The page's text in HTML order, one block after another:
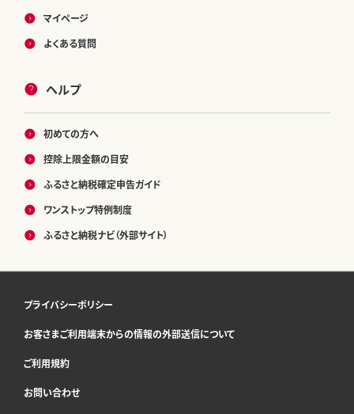
マイページ
よくある質問
ヘルプ
初めての方へ
控除上限金額の目安
ふるさと納税確定申告ガイド
ワンストップ特例制度
ふるさと納税ナビ（外部サイト）
プライバシーポリシー
お客さまご利用端末からの情報の外部送信について
ご利用規約
お問い合わせ